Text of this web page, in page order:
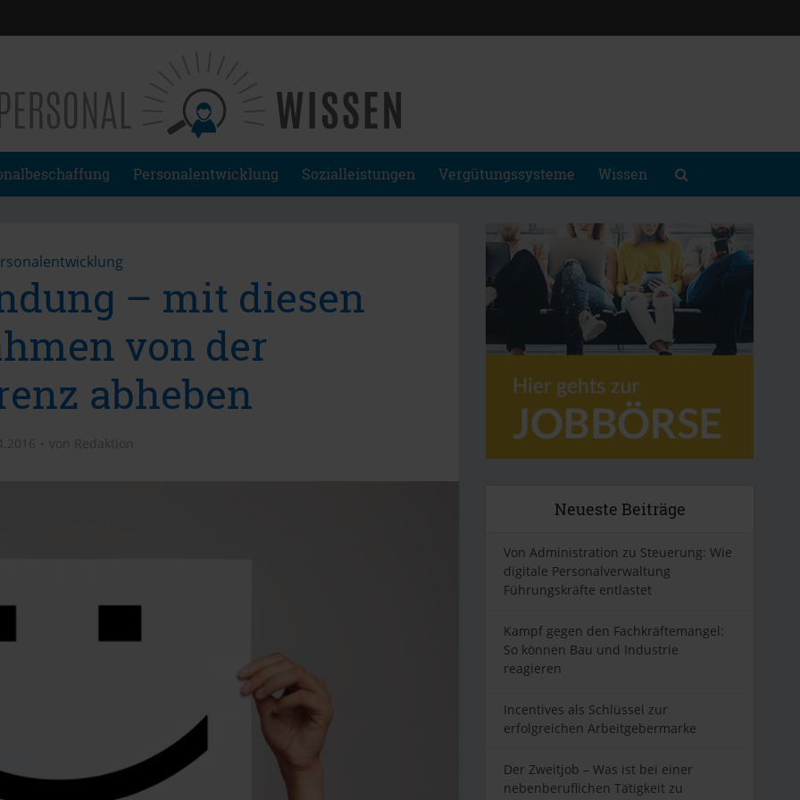
Personalentwicklung Sozialleistungen Vergütungssysteme Wissen
– mit diesen
von der
abheben
von Redaktion
Neueste Beiträge
Von Administration zu Steuerung: Wie
digitale Personalverwaltung
Führungskräfte entlastet
Kampf gegen den Fachkräftemangel:
So können Bau und Industrie
reagieren
Incentives als Schlüssel zur
erfolgreichen Arbeitgebermarke
Der Zweitjob – Was ist bei einer
nebenberuflichen Tätigkeit zu